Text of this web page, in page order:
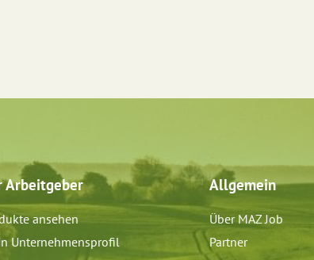
Arbeitgeber
ansehen
Unternehmensprofil
Allgemein
Über MAZ Job
Partner